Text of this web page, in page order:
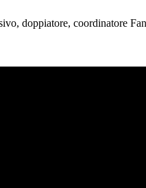
doppiatore, coordinatore